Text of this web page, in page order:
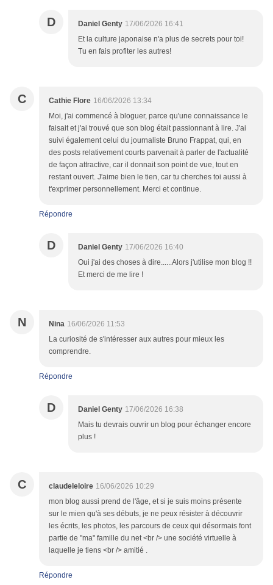
D Daniel Genty 17/06/2026 16:41
Et la culture japonaise n'a plus de secrets pour toi!
Tu en fais profiter les autres!
C Cathie Flore 16/06/2026 13:34
Moi, j'ai commencé à bloguer, parce qu'une connaissance le
faisait et j'ai trouvé que son blog était passionnant à lire. J'ai
suivi également celui du journaliste Bruno Frappat, qui, en
des posts relativement courts parvenait à parler de l'actualité
de façon attractive, car il donnait son point de vue, tout en
restant ouvert. J'aime bien le tien, car tu cherches toi aussi à
t'exprimer personnellement. Merci et continue.
Répondre
D Daniel Genty 17/06/2026 16:40
Oui j'ai des choses à dire......Alors j'utilise mon blog !!
Et merci de me lire !
N Nina 16/06/2026 11:53
La curiosité de s'intéresser aux autres pour mieux les
comprendre.
Répondre
D Daniel Genty 17/06/2026 16:38
Mais tu devrais ouvrir un blog pour échanger encore
plus !
C claudeleloire 16/06/2026 10:29
mon blog aussi prend de l'âge, et si je suis moins présente
sur le mien qu'à ses débuts, je ne peux résister à découvrir
les écrits, les photos, les parcours de ceux qui désormais font
partie de "ma" famille du net <br /> une société virtuelle à
laquelle je tiens <br /> amitié .
Répondre